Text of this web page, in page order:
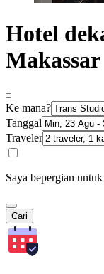
Hotel
Makassar
Ke mana?
Tanggal
Traveler
Saya bepergian
Cari